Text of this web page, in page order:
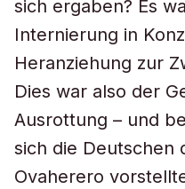
sich ergaben? Es
Internierung in
Heranziehung zur
Dies war also der
Ausrottung – und
sich die Deutschen
Ovaherero